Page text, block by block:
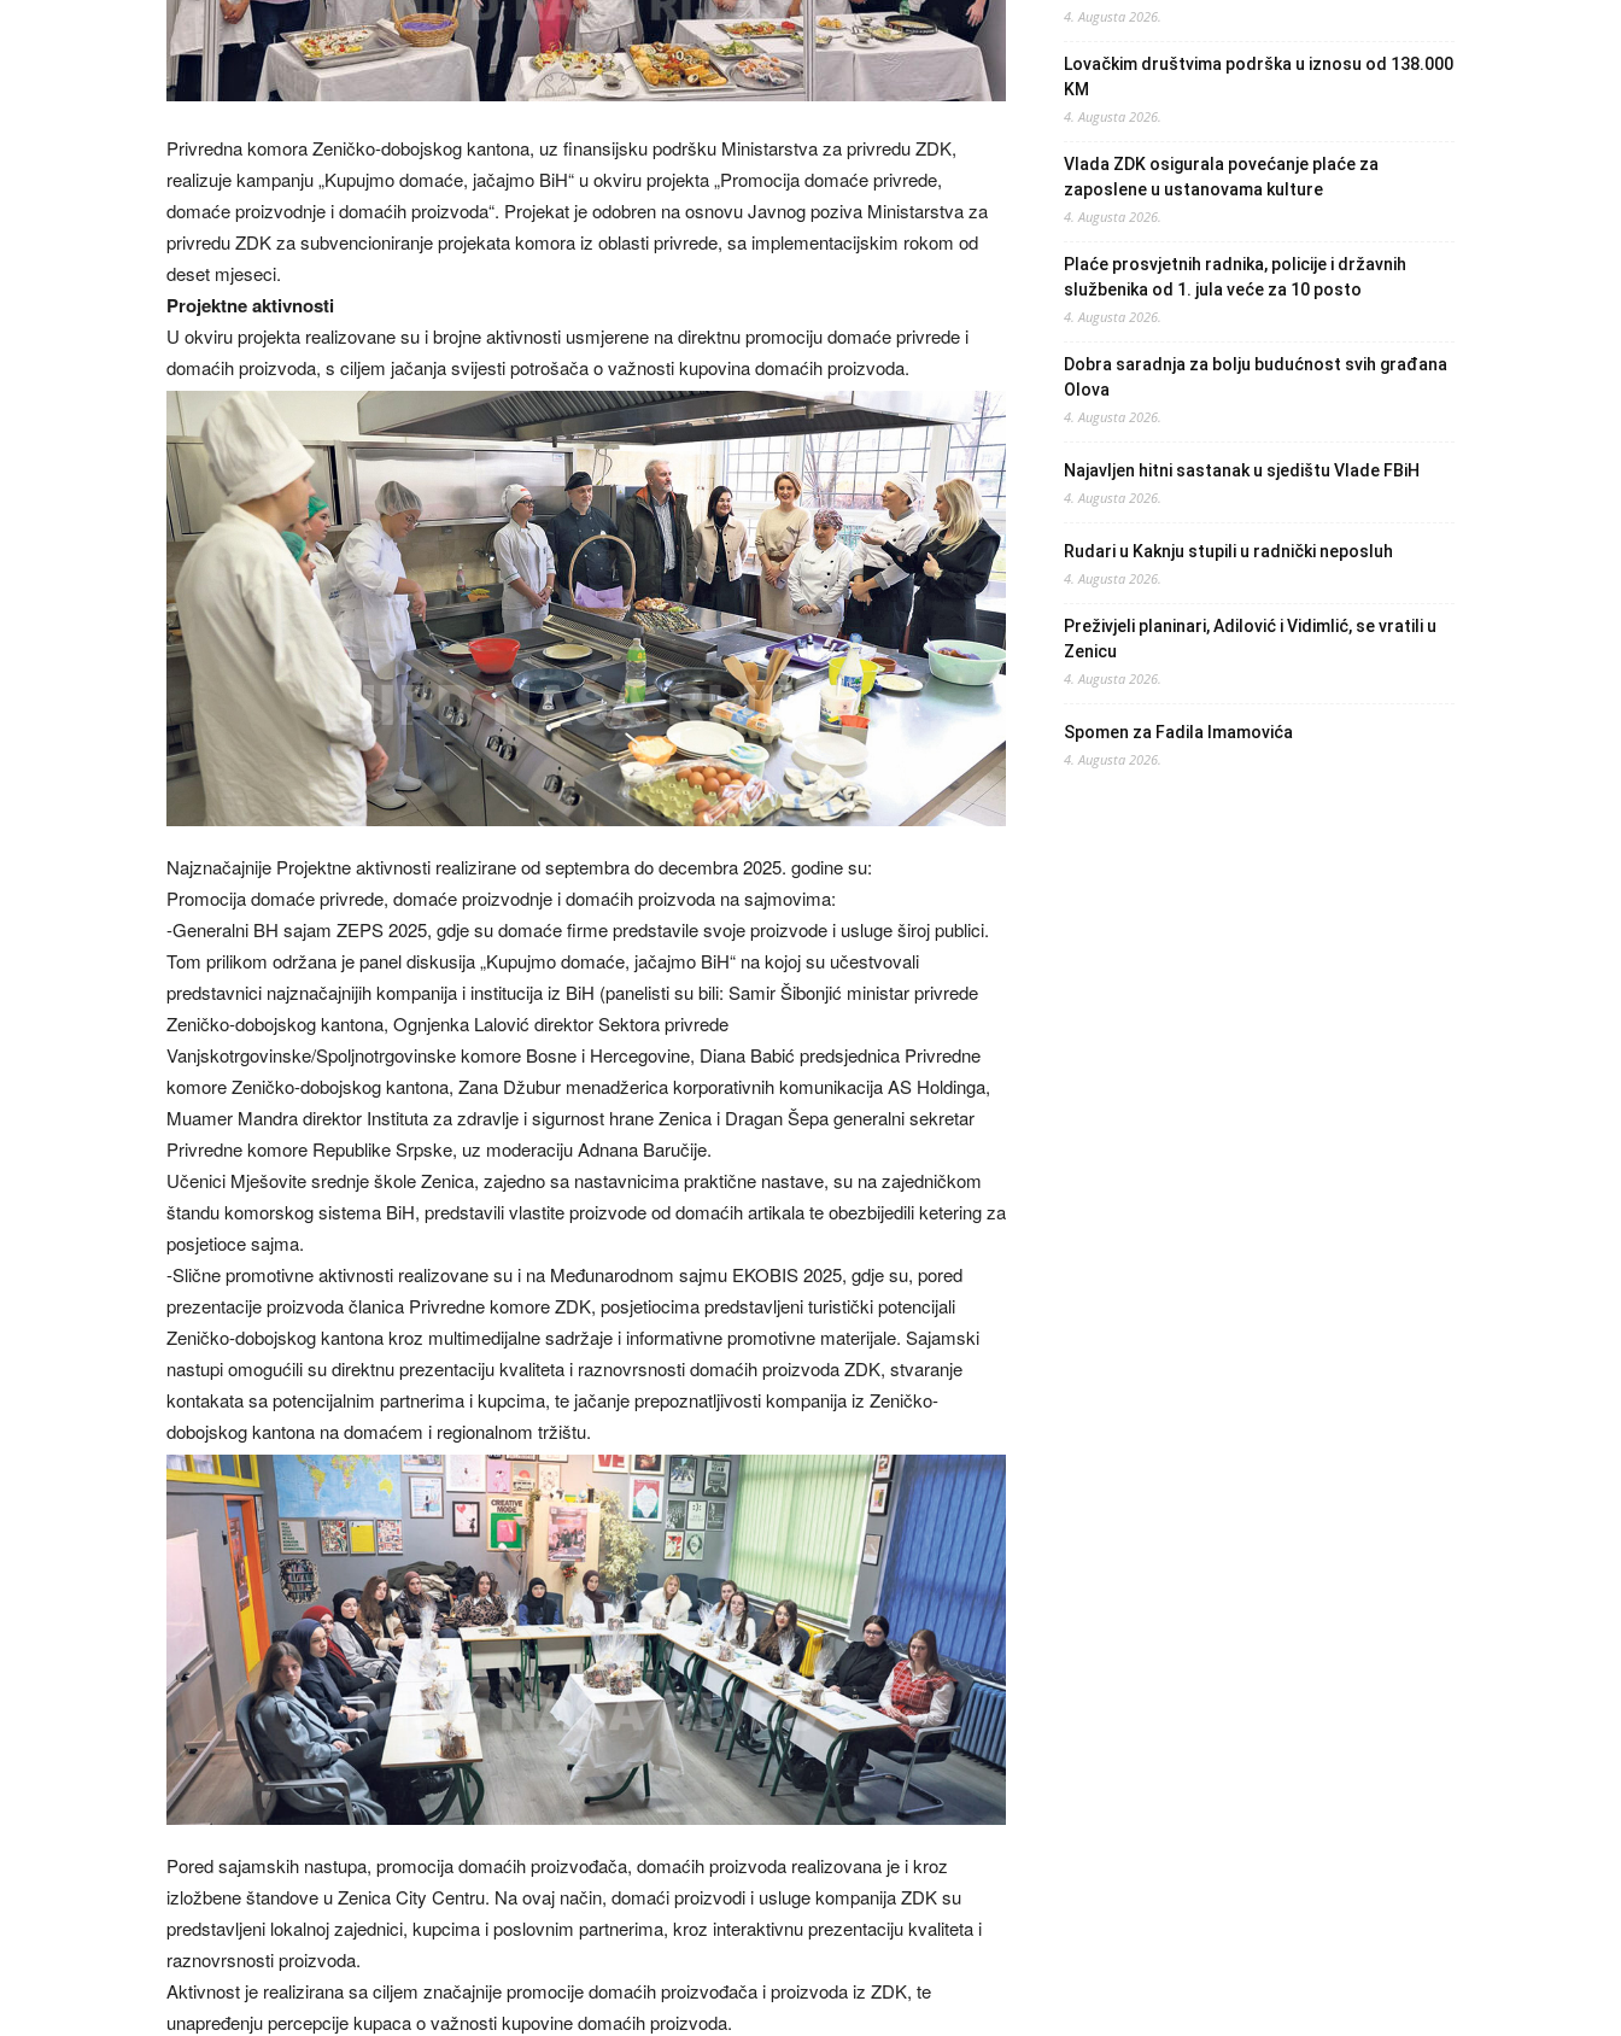
Privredna komora Zeničko-dobojskog kantona, uz finansijsku podršku Ministarstva za privredu ZDK,
realizuje kampanju „Kupujmo domaće, jačajmo BiH“ u okviru projekta „Promocija domaće privrede,
domaće proizvodnje i domaćih proizvoda“. Projekat je odobren na osnovu Javnog poziva Ministarstva za
privredu ZDK za subvencioniranje projekata komora iz oblasti privrede, sa implementacijskim rokom od
deset mjeseci.
Projektne aktivnosti
U okviru projekta realizovane su i brojne aktivnosti usmjerene na direktnu promociju domaće privrede i
domaćih proizvoda, s ciljem jačanja svijesti potrošača o važnosti kupovina domaćih proizvoda.
Najznačajnije Projektne aktivnosti realizirane od septembra do decembra 2025. godine su:
Promocija domaće privrede, domaće proizvodnje i domaćih proizvoda na sajmovima:
-Generalni BH sajam ZEPS 2025, gdje su domaće firme predstavile svoje proizvode i usluge široj publici.
Tom prilikom održana je panel diskusija „Kupujmo domaće, jačajmo BiH“ na kojoj su učestvovali
predstavnici najznačajnijih kompanija i institucija iz BiH (panelisti su bili: Samir Šibonjić ministar privrede
Zeničko-dobojskog kantona, Ognjenka Lalović direktor Sektora privrede
Vanjskotrgovinske/Spoljnotrgovinske komore Bosne i Hercegovine, Diana Babić predsjednica Privredne
komore Zeničko-dobojskog kantona, Zana Džubur menadžerica korporativnih komunikacija AS Holdinga,
Muamer Mandra direktor Instituta za zdravlje i sigurnost hrane Zenica i Dragan Šepa generalni sekretar
Privredne komore Republike Srpske, uz moderaciju Adnana Baručije.
Učenici Mješovite srednje škole Zenica, zajedno sa nastavnicima praktične nastave, su na zajedničkom
štandu komorskog sistema BiH, predstavili vlastite proizvode od domaćih artikala te obezbijedili ketering za
posjetioce sajma.
-Slične promotivne aktivnosti realizovane su i na Međunarodnom sajmu EKOBIS 2025, gdje su, pored
prezentacije proizvoda članica Privredne komore ZDK, posjetiocima predstavljeni turistički potencijali
Zeničko-dobojskog kantona kroz multimedijalne sadržaje i informativne promotivne materijale. Sajamski
nastupi omogućili su direktnu prezentaciju kvaliteta i raznovrsnosti domaćih proizvoda ZDK, stvaranje
kontakata sa potencijalnim partnerima i kupcima, te jačanje prepoznatljivosti kompanija iz Zeničko-
dobojskog kantona na domaćem i regionalnom tržištu.
Pored sajamskih nastupa, promocija domaćih proizvođača, domaćih proizvoda realizovana je i kroz
izložbene štandove u Zenica City Centru. Na ovaj način, domaći proizvodi i usluge kompanija ZDK su
predstavljeni lokalnoj zajednici, kupcima i poslovnim partnerima, kroz interaktivnu prezentaciju kvaliteta i
raznovrsnosti proizvoda.
Aktivnost je realizirana sa ciljem značajnije promocije domaćih proizvođača i proizvoda iz ZDK, te
unapređenju percepcije kupaca o važnosti kupovine domaćih proizvoda.
4. Augusta 2026.
Lovačkim društvima podrška u iznosu od 138.000
KM
4. Augusta 2026.
Vlada ZDK osigurala povećanje plaće za
zaposlene u ustanovama kulture
4. Augusta 2026.
Plaće prosvjetnih radnika, policije i državnih
službenika od 1. jula veće za 10 posto
4. Augusta 2026.
Dobra saradnja za bolju budućnost svih građana
Olova
4. Augusta 2026.
Najavljen hitni sastanak u sjedištu Vlade FBiH
4. Augusta 2026.
Rudari u Kaknju stupili u radnički neposluh
4. Augusta 2026.
Preživjeli planinari, Adilović i Vidimlić, se vratili u
Zenicu
4. Augusta 2026.
Spomen za Fadila Imamovića
4. Augusta 2026.